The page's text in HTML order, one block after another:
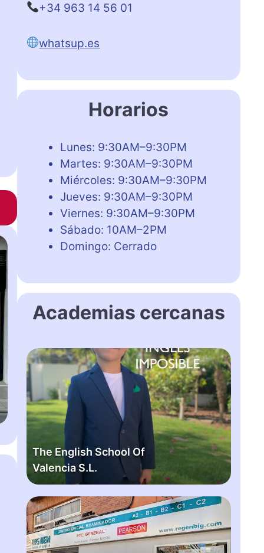
+34 963 14 56 01
whatsup.es
Horarios
Lunes: 9:30AM–9:30PM
Martes: 9:30AM–9:30PM
Miércoles: 9:30AM–9:30PM
Jueves: 9:30AM–9:30PM
Viernes: 9:30AM–9:30PM
Sábado: 10AM–2PM
Domingo: Cerrado
Academias cercanas
The English School Of
Valencia S.L.
T
h
E
n
g
h
S
c
h
o
B
i
g
b